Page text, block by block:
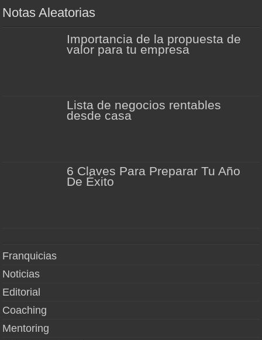
Notas Aleatorias
Importancia de la propuesta de
valor para tu empresa
Lista de negocios rentables
desde casa
6 Claves Para Preparar Tu Año
De Éxito
Franquicias
Noticias
Editorial
Coaching
Mentoring